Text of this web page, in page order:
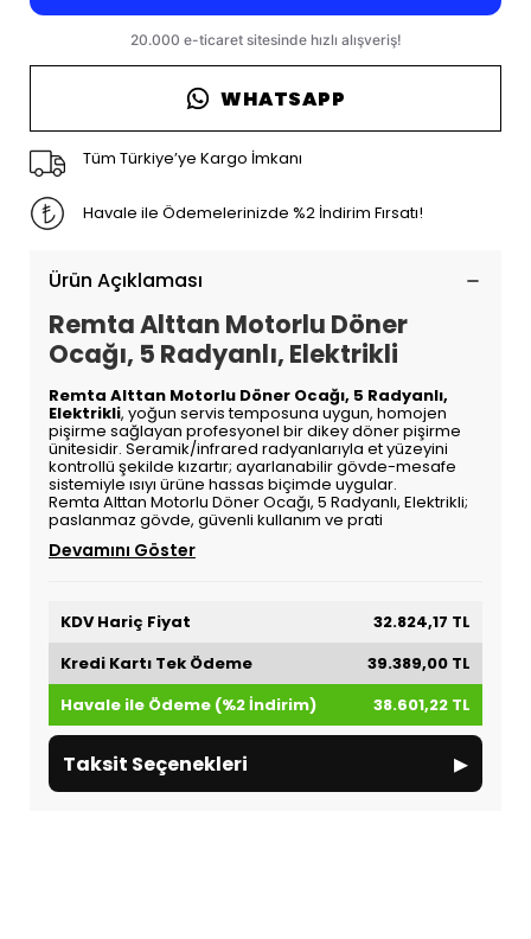
WHATSAPP
Tüm Türkiye’ye Kargo İmkanı
Havale ile Ödemelerinizde %2 İndirim Fırsatı!
Ürün Açıklaması
Remta Alttan Motorlu Döner
Ocağı, 5 Radyanlı, Elektrikli
Remta Alttan Motorlu Döner Ocağı, 5 Radyanlı,
Elektrikli, yoğun servis temposuna uygun, homojen
pişirme sağlayan profesyonel bir dikey döner pişirme
ünitesidir. Seramik/infrared radyanlarıyla et yüzeyini
kontrollü şekilde kızartır; ayarlanabilir gövde-mesafe
sistemiyle ısıyı ürüne hassas biçimde uygular.
Remta Alttan Motorlu Döner Ocağı, 5 Radyanlı, Elektrikli;
paslanmaz gövde, güvenli kullanım ve prati
Devamını Göster
KDV Hariç Fiyat
32.824,17 TL
Kredi Kartı Tek Ödeme
39.389,00 TL
Havale ile Ödeme (%2 İndirim)
38.601,22 TL
Taksit Seçenekleri ▸